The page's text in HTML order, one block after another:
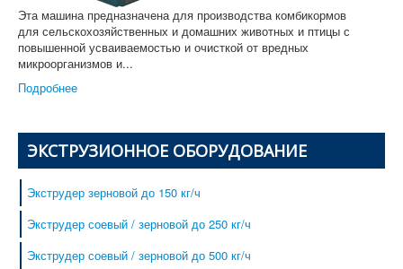
Эта машина предназначена для производства комбикормов
для сельскохозяйственных и домашних животных и птицы с
повышенной усваиваемостью и очисткой от вредных
микроорганизмов и...
Подробнее
ЭКСТРУЗИОННОЕ ОБОРУДОВАНИЕ
Экструдер зерновой до 150 кг/ч
Экструдер соевый / зерновой до 250 кг/ч
Экструдер соевый / зерновой до 500 кг/ч